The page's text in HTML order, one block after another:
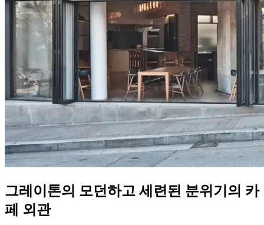
그레이톤의 모던하고 세련된 분위기의 카
페 외관